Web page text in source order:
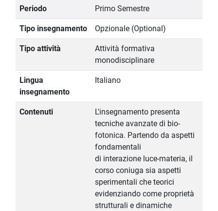
Periodo Primo Semestre
Tipo insegnamento Opzionale (Optional)
Tipo attività
Attività formativa
monodisciplinare
Lingua
insegnamento
Italiano
Contenuti
L'insegnamento presenta
tecniche avanzate di bio-
fotonica. Partendo da aspetti
fondamentali
di interazione luce-materia, il
corso coniuga sia aspetti
sperimentali che teorici
evidenziando come proprietà
strutturali e dinamiche